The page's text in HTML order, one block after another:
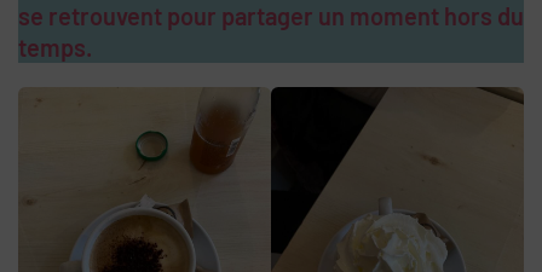
se retrouvent pour partager un moment hors du
temps.